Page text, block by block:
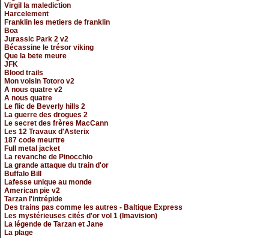
Virgil la malediction
Harcelement
Franklin les metiers de franklin
Boa
Jurassic Park 2 v2
Bécassine le trésor viking
Que la bete meure
JFK
Blood trails
Mon voisin Totoro v2
A nous quatre v2
A nous quatre
Le flic de Beverly hills 2
La guerre des drogues 2
Le secret des frères MacCann
Les 12 Travaux d'Asterix
187 code meurtre
Full metal jacket
La revanche de Pinocchio
La grande attaque du train d'or
Buffalo Bill
Lafesse unique au monde
American pie v2
Tarzan l'intrépide
Des trains pas comme les autres - Baltique Express
Les mystérieuses cités d'or vol 1 (Imavision)
La légende de Tarzan et Jane
La plage